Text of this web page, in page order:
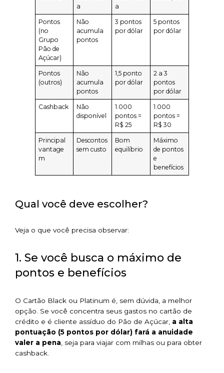
a
a
Pontos
(no
Grupo
Pão de
Açúcar)
Não
acumula
pontos
3 pontos
por dólar
5 pontos
por dólar
Pontos
(outros)
Não
acumula
pontos
1,5 ponto
por dólar
2 a 3
pontos
por dólar
Cashback
Não
disponível
1.000
pontos =
R$ 25
1.000
pontos =
R$ 30
Principal
vantage
m
Descontos
sem custo
Bom
equilíbrio
Máximo
de pontos
e
benefícios
Qual você deve escolher?
Veja o que você precisa observar:
1. Se você busca o máximo de
pontos e benefícios
O Cartão Black ou Platinum é, sem dúvida, a melhor
opção. Se você concentra seus gastos no cartão de
crédito e é cliente assíduo do Pão de Açúcar, a alta
pontuação (5 pontos por dólar) fará a anuidade
valer a pena , seja para viajar com milhas ou para obter
cashback.